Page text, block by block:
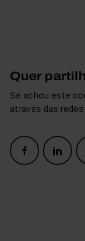
Quer
Se achou este
através das